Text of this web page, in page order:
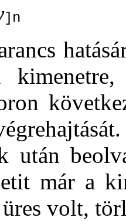
]n
után
már a
volt,